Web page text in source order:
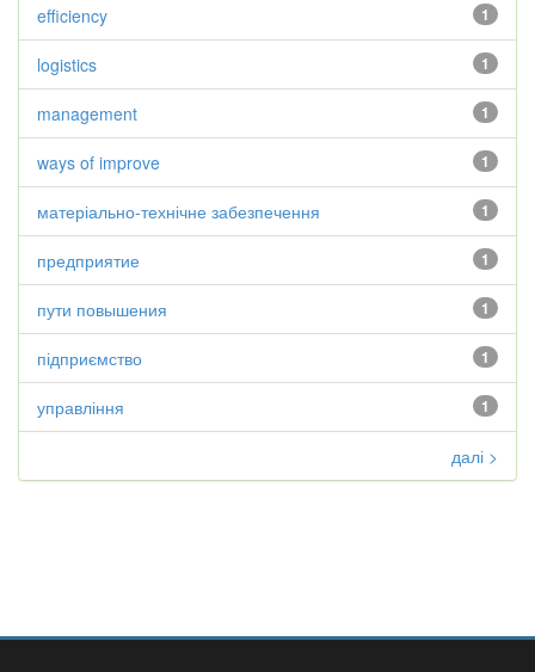
1
efficiency
1
logistics
1
management
1
ways of improve
1
матеріально-технічне забезпечення
1
предприятие
1
пути повышения
1
підприємство
1
управління
далі >